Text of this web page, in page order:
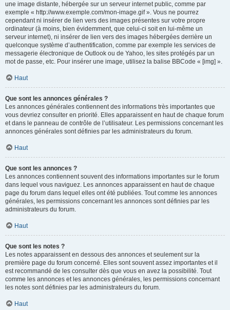
une image distante, hébergée sur un serveur internet public, comme par
exemple « http://www.exemple.com/mon-image.gif ». Vous ne pourrez
cependant ni insérer de lien vers des images présentes sur votre propre
ordinateur (à moins, bien évidemment, que celui-ci soit en lui-même un
serveur internet), ni insérer de lien vers des images hébergées derrière un
quelconque système d’authentification, comme par exemple les services de
messagerie électronique de Outlook ou de Yahoo, les sites protégés par un
mot de passe, etc. Pour insérer une image, utilisez la balise BBCode « [img] ».
Haut
Que sont les annonces générales ?
Les annonces générales contiennent des informations très importantes que
vous devriez consulter en priorité. Elles apparaissent en haut de chaque forum
et dans le panneau de contrôle de l’utilisateur. Les permissions concernant les
annonces générales sont définies par les administrateurs du forum.
Haut
Que sont les annonces ?
Les annonces contiennent souvent des informations importantes sur le forum
dans lequel vous naviguez. Les annonces apparaissent en haut de chaque
page du forum dans lequel elles ont été publiées. Tout comme les annonces
générales, les permissions concernant les annonces sont définies par les
administrateurs du forum.
Haut
Que sont les notes ?
Les notes apparaissent en dessous des annonces et seulement sur la
première page du forum concerné. Elles sont souvent assez importantes et il
est recommandé de les consulter dès que vous en avez la possibilité. Tout
comme les annonces et les annonces générales, les permissions concernant
les notes sont définies par les administrateurs du forum.
Haut